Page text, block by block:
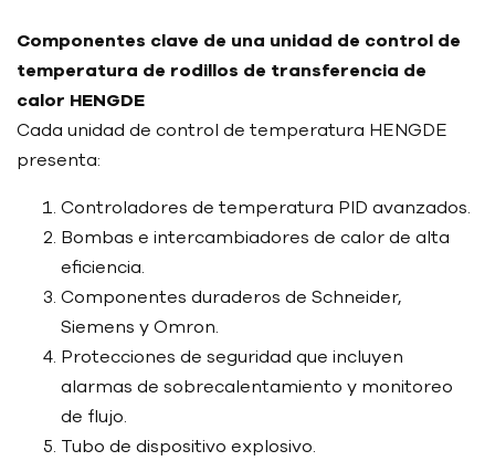
Componentes clave de una unidad de control de
temperatura de rodillos de transferencia de
calor HENGDE
Cada unidad de control de temperatura HENGDE
presenta:
Controladores de temperatura PID avanzados.
Bombas e intercambiadores de calor de alta
eficiencia.
Componentes duraderos de Schneider,
Siemens y Omron.
Protecciones de seguridad que incluyen
alarmas de sobrecalentamiento y monitoreo
de flujo.
Tubo de dispositivo explosivo.